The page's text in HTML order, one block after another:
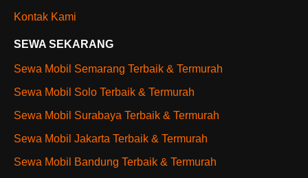
Kontak Kami
SEWA SEKARANG
Sewa Mobil Semarang Terbaik & Termurah
Sewa Mobil Solo Terbaik & Termurah
Sewa Mobil Surabaya Terbaik & Termurah
Sewa Mobil Jakarta Terbaik & Termurah
Sewa Mobil Bandung Terbaik & Termurah